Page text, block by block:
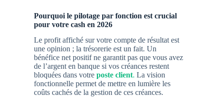
Pourquoi le pilotage par fonction est crucial
pour votre cash en 2026
Le profit affiché sur votre compte de résultat est
une opinion ; la trésorerie est un fait. Un
bénéfice net positif ne garantit pas que vous avez
de l’argent en banque si vos créances restent
bloquées dans votre poste client. La vision
fonctionnelle permet de mettre en lumière les
coûts cachés de la gestion de ces créances.